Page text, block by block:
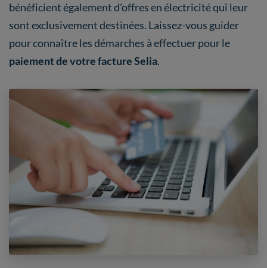
bénéficient également d'offres en électricité qui leur
sont exclusivement destinées. Laissez-vous guider
pour connaître les démarches à effectuer pour le
paiement de votre facture Selia.